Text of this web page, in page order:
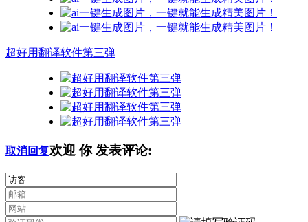
超好用翻译软件第三弹
取消回复欢迎 你发表评论: